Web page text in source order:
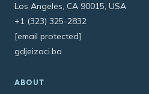
Los Angeles, CA 90015, USA
+1 (323) 325-2832
[email protected]
gdjeizaci.ba
ABOUT